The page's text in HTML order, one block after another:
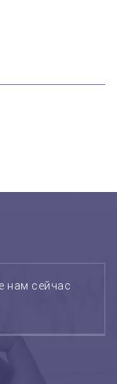
нам сейчас